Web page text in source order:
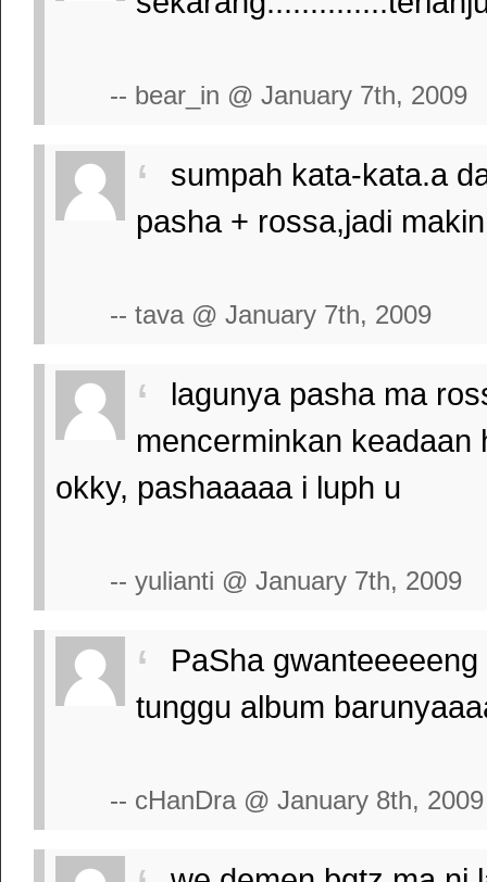
-- bear_in @ January 7th, 2009
sumpah kata-kata.a
pasha + rossa,jadi
-- tava @ January 7th, 2009
lagunya pasha ma
mencerminkan keadaan
okky, pashaaaaa i luph u
-- yulianti @ January 7th, 2009
PaSha
tunggu album
-- cHanDra @ January 8th, 2009